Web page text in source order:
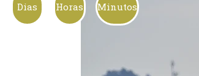
Dias Horas Minutos